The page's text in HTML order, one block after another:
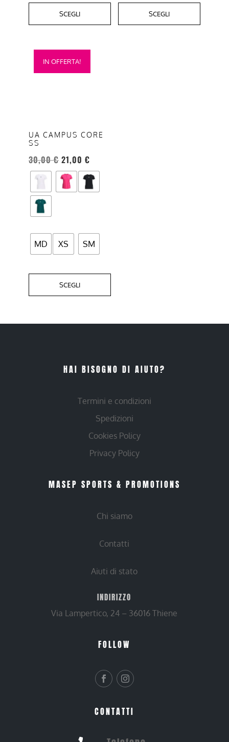
SCEGLI SCEGLI
IN OFFERTA!
UA CAMPUS CORE
SS
30,00€ 21,00 €
MD XS SM
SCEGLI
Questo
prodotto
opzioni
possono
essere
scelte
pagina
del
HAI BISOGNO DI AIUTO?
Termini e condizioni
Spedizioni
Cookies Policy
Privacy Policy
MASEP SPORTS & PROMOTIONS
Chi siamo
Contatti
Aiuti di stato
INDIRIZZO
Via Lampertico, 24 – 36016 Thiene
FOLLOW
CONTATTI